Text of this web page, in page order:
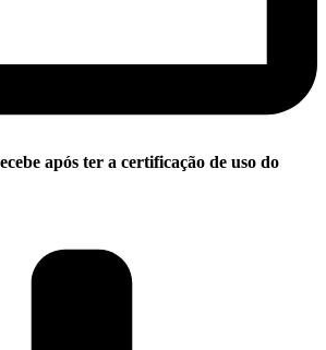
após ter a certificação de uso do